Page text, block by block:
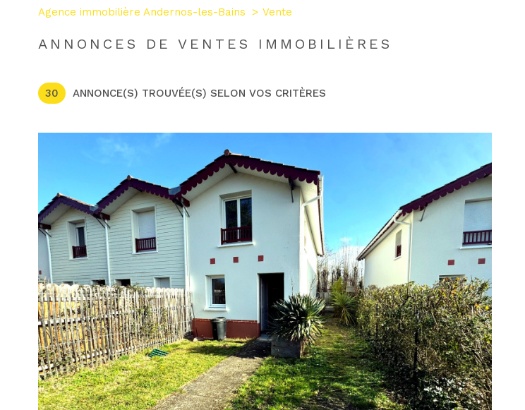
Agence immobilière Andernos-les-Bains Vente
ANNONCES DE VENTES IMMOBILIÈRES
30 ANNONCE(S) TROUVÉE(S) SELON VOS CRITÈRES
voir le
bien